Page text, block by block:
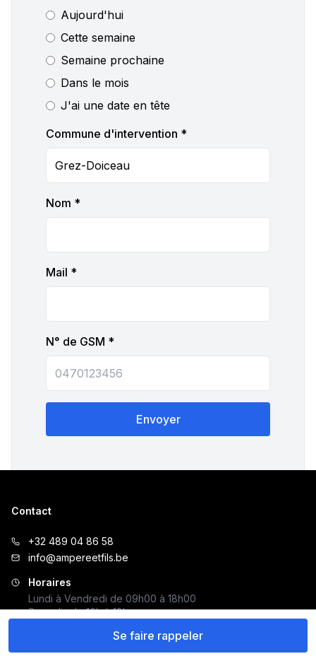
Se faire rappeler
Aujourd'hui
Cette semaine
Semaine prochaine
Dans le mois
J'ai une date en tête
Commune d'intervention *
Nom *
Mail *
N° de GSM *
Envoyer
Contact
+32 489 04 86 58
info@ampereetfils.be
Horaires
Lundi à Vendredi de 09h00 à 18h00
Samedis de 10h à 18h